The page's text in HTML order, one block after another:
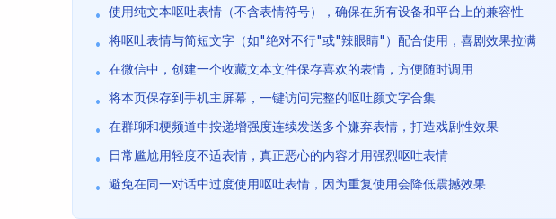
• 使用纯文本呕吐表情（不含表情符号），确保在所有设备和平台上的兼容性
• 将呕吐表情与简短文字（如"绝对不行"或"辣眼睛"）配合使用，喜剧效果拉满
• 在微信中，创建一个收藏文本文件保存喜欢的表情，方便随时调用
• 将本页保存到手机主屏幕，一键访问完整的呕吐颜文字合集
• 在群聊和梗频道中按递增强度连续发送多个嫌弃表情，打造戏剧性效果
• 日常尴尬用轻度不适表情，真正恶心的内容才用强烈呕吐表情
• 避免在同一对话中过度使用呕吐表情，因为重复使用会降低震撼效果